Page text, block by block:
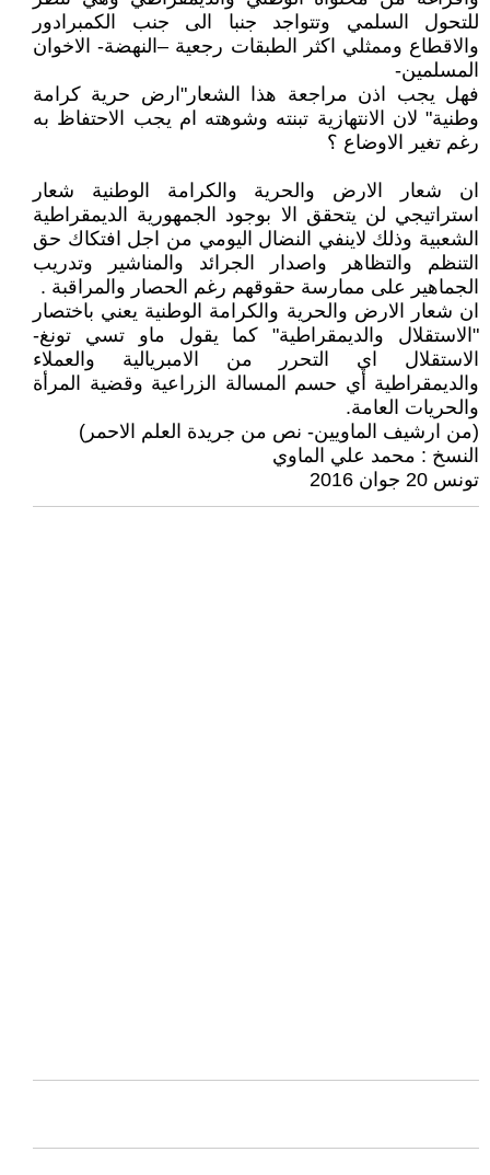
للتحول السلمي وتتواجد جنبا الى جنب الكمبرادور
والاقطاع وممثلي اكثر الطبقات رجعية –النهضة- الاخوان
المسلمين-
فهل يجب اذن مراجعة هذا الشعار"ارض حرية كرامة
وطنية" لان الانتهازية تبنته وشوهته ام يجب الاحتفاظ به
رغم تغير الاوضاع ؟
ان شعار الارض والحرية والكرامة الوطنية شعار
استراتيجي لن يتحقق الا بوجود الجمهورية الديمقراطية
الشعبية وذلك لاينفي النضال اليومي من اجل افتكاك حق
التنظم والتظاهر واصدار الجرائد والمناشير وتدريب
الجماهير على ممارسة حقوقهم رغم الحصار والمراقبة .
ان شعار الارض والحرية والكرامة الوطنية يعني باختصار
"الاستقلال والديمقراطية" كما يقول ماو تسي تونغ-
الاستقلال اي التحرر من الامبريالية والعملاء
والديمقراطية أي حسم المسالة الزراعية وقضية المرأة
والحريات العامة.
(من ارشيف الماويين- نص من جريدة العلم الاحمر)
النسخ : محمد علي الماوي
تونس 20 جوان 2016